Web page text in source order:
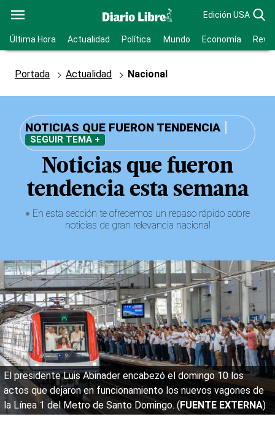
Edición USA
Última Hora Actualidad Política Mundo Economía
Portada Actualidad Nacional
NOTICIAS QUE FUERON TENDENCIA
SEGUIR TEMA +
Noticias que fueron
tendencia esta semana
En esta sección te ofrecemos un repaso rápido sobre
noticias de gran relevancia nacional
El presidente Luis Abinader encabezó el domingo 10 los
actos que dejaron en funcionamiento los nuevos vagones de
la Línea 1 del Metro de Santo Domingo. (FUENTE EXTERNA)